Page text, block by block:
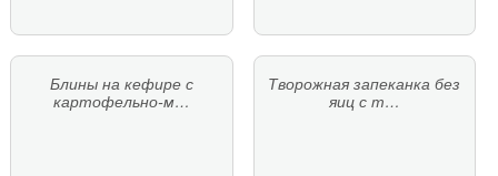
Блины на кефире с
картофельно-м…
Творожная запеканка без
яиц с т…